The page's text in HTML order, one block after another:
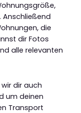
Anschließend
die
dir Fotos
alle relevanten
dir auch
um deinen
Transport